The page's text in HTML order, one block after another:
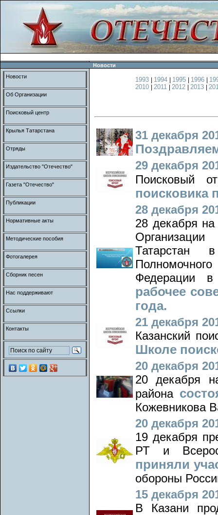
Новости
1993 1994 1995 1996
2010
2011 2012 2013
31 декабря
29 декабря
Поисковый
поисковика
28 декабря
28 декабря
Татарстан
Федерации
рабочее
года.
21 декабря
Казанский
Школе
20 декабря
20 декабря
района
Кожевникова
20 декабря
19 декабря
РТ и
приняли
обороны
15 декабря
В Казани
Новости
Об Организации
Поисковый центр
Крылья Татарстана
Отряды
Издательство "Отечество"
Газета "Отечество"
Публикации
Нормативные акты
Методические пособия
Фотогалерея
Сборник песен
Нас поддерживают
Ссылки
Контакты